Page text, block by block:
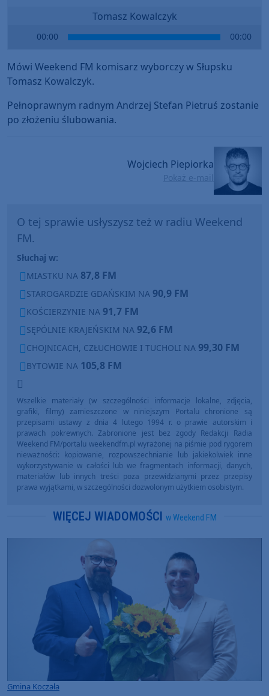
Tomasz Kowalczyk
00:00 00:00
Mówi Weekend FM komisarz wyborczy w Słupsku
Tomasz Kowalczyk.
Pełnoprawnym radnym Andrzej Stefan Pietruś zostanie
po złożeniu ślubowania.
Wojciech Piepiorka
Pokaż e-mail
O tej sprawie usłyszysz też w radiu Weekend
FM.
Słuchaj w:
MIASTKU NA 87,8 FM
STAROGARDZIE GDAŃSKIM NA 90,9 FM
KOŚCIERZYNIE NA 91,7 FM
SĘPÓLNIE KRAJEŃSKIM NA 92,6 FM
CHOJNICACH, CZŁUCHOWIE I TUCHOLI NA 99,30 FM
BYTOWIE NA 105,8 FM
Wszelkie materiały (w szczególności informacje lokalne, zdjęcia,
grafiki, filmy) zamieszczone w niniejszym Portalu chronione są
przepisami ustawy z dnia 4 lutego 1994 r. o prawie autorskim i
prawach pokrewnych. Zabronione jest bez zgody Redakcji Radia
Weekend FM/portalu weekendfm.pl wyrażonej na piśmie pod rygorem
nieważności: kopiowanie, rozpowszechnianie lub jakiekolwiek inne
wykorzystywanie w całości lub we fragmentach informacji, danych,
materiałów lub innych treści poza przewidzianymi przez przepisy
prawa wyjątkami, w szczególności dozwolonym użytkiem osobistym.
WIĘCEJ WIADOMOŚCI w Weekend FM
Gmina Koczała